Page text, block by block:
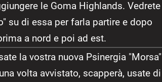
le Goma Highlands. Vedrete
su di essa per farla partire e dopo
a nord e poi ad est.
la vostra nuova Psinergia "Morsa"
volta avvistato, scapperà, usate di